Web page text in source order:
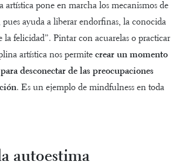
artística pone en marcha los mecanismos de
pues ayuda a liberar endorfinas, la conocida
la felicidad”. Pintar con acuarelas o practicar
artística nos permite crear un momento
desconectar de las preocupaciones
. Es un ejemplo de mindfulness en toda
autoestima